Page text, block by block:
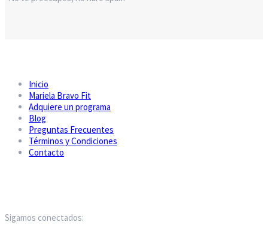
Inicio
Mariela Bravo Fit
Adquiere un programa
Blog
Preguntas Frecuentes
Términos y Condiciones
Contacto
Sigamos conectados: